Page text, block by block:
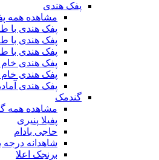
پفک هندی
مشاهده همه
پفک هندی با
پفک هندی با
پفک هندی با
پفک هندی
پفک هندی خام
پفک هندی
گندمک
مشاهده همه
پفیلا پنیری
حاجی بادام
شاهدانه درجه
برنجک اعلا